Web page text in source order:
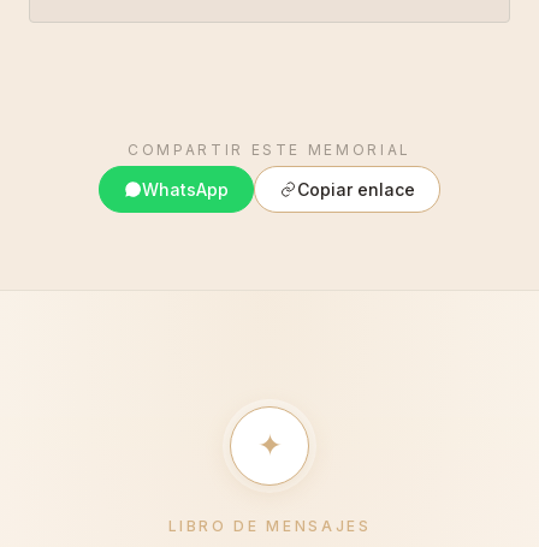
COMPARTIR ESTE MEMORIAL
WhatsApp Copiar enlace
✦︎
LIBRO DE MENSAJES